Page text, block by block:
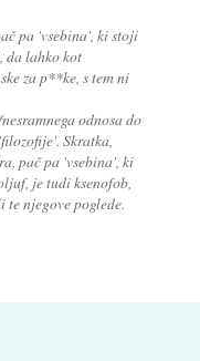
pa 'vsebina', ki stoji
da lahko kot
za p**ke, s tem ni
odnosa do
Skratka,
pač pa 'vsebina', ki
je tudi ksenofob,
njegove poglede.